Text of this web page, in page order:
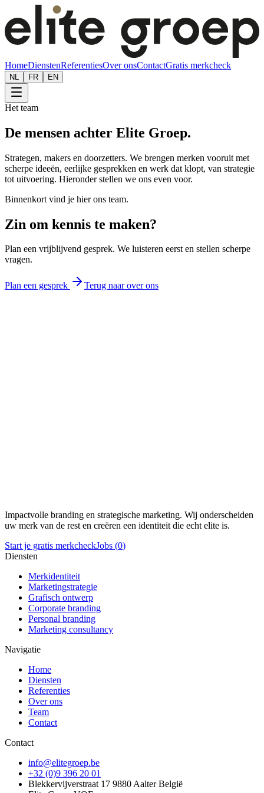
HomeDienstenReferentiesOver onsContactGratis merkcheck
NL FR EN
Het team
De mensen achter Elite Groep.
Strategen, makers en doorzetters. We brengen merken vooruit met
scherpe ideeën, eerlijke gesprekken en werk dat klopt, van strategie
tot uitvoering. Hieronder stellen we ons even voor.
Binnenkort vind je hier ons team.
Zin om kennis te maken?
Plan een vrijblijvend gesprek. We luisteren eerst en stellen scherpe
vragen.
Plan een gesprek Terug naar over ons
Impactvolle branding en strategische marketing. Wij onderscheiden
uw merk van de rest en creëren een identiteit die echt elite is.
Start je gratis merkcheckJobs (0)
Diensten
Merkidentiteit
Marketingstrategie
Grafisch ontwerp
Corporate branding
Personal branding
Marketing consultancy
Navigatie
Home
Diensten
Referenties
Over ons
Team
Contact
Contact
info@elitegroep.be
+32 (0)9 396 20 01
Blekkervijverstraat 17 9880 Aalter België